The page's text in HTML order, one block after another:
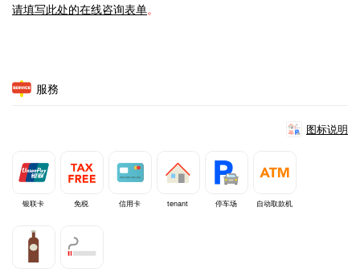
请填写此处的在线咨询表单。
服務
图标说明
银联卡 免税 信用卡 tenant 停车场 自动取款机